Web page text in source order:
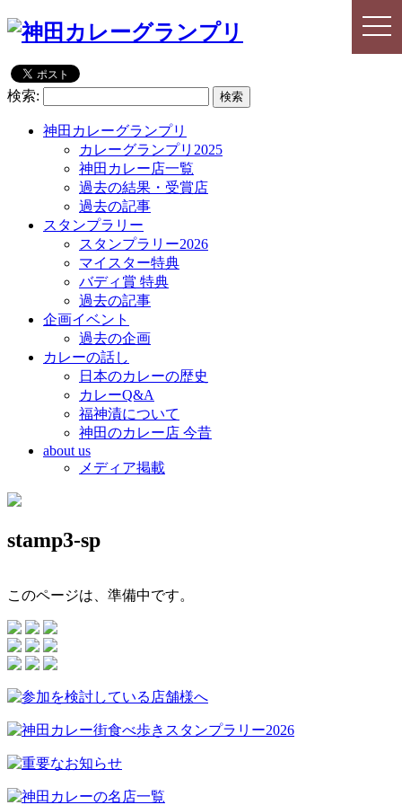
検索:
神田カレーグランプリ
カレーグランプリ2025
神田カレー店一覧
過去の結果・受賞店
過去の記事
スタンプラリー
スタンプラリー2026
マイスター特典
バディ賞 特典
過去の記事
企画イベント
過去の企画
カレーの話し
日本のカレーの歴史
カレーQ&A
福神漬について
神田のカレー店 今昔
about us
メディア掲載
stamp3-sp
このページは、準備中です。